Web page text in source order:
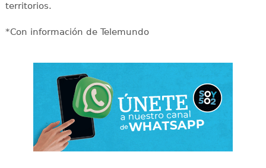
territorios.
*Con información de Telemundo